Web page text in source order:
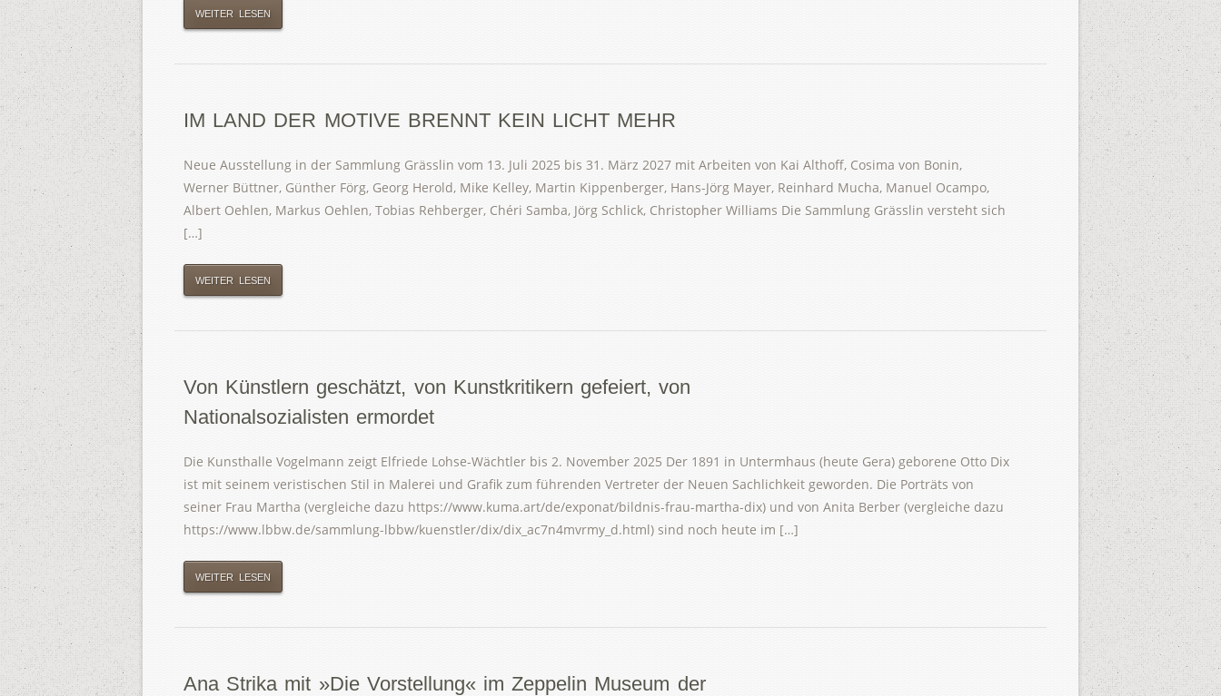
WEITER LESEN
IM LAND DER MOTIVE BRENNT KEIN LICHT MEHR
Neue Ausstellung in der Sammlung Grässlin vom 13. Juli 2025 bis 31. März 2027 mit Arbeiten von Kai Althoff, Cosima von Bonin,
Werner Büttner, Günther Förg, Georg Herold, Mike Kelley, Martin Kippenberger, Hans-Jörg Mayer, Reinhard Mucha, Manuel Ocampo,
Albert Oehlen, Markus Oehlen, Tobias Rehberger, Chéri Samba, Jörg Schlick, Christopher Williams Die Sammlung Grässlin versteht sich
[…]
WEITER LESEN
Von Künstlern geschätzt, von Kunstkritikern gefeiert, von
Nationalsozialisten ermordet
Die Kunsthalle Vogelmann zeigt Elfriede Lohse-Wächtler bis 2. November 2025 Der 1891 in Untermhaus (heute Gera) geborene Otto Dix
ist mit seinem veristischen Stil in Malerei und Grafik zum führenden Vertreter der Neuen Sachlichkeit geworden. Die Porträts von
seiner Frau Martha (vergleiche dazu https://www.kuma.art/de/exponat/bildnis-frau-martha-dix) und von Anita Berber (vergleiche dazu
https://www.lbbw.de/sammlung-lbbw/kuenstler/dix/dix_ac7n4mvrmy_d.html) sind noch heute im […]
WEITER LESEN
Ana Strika mit »Die Vorstellung« im Zeppelin Museum der